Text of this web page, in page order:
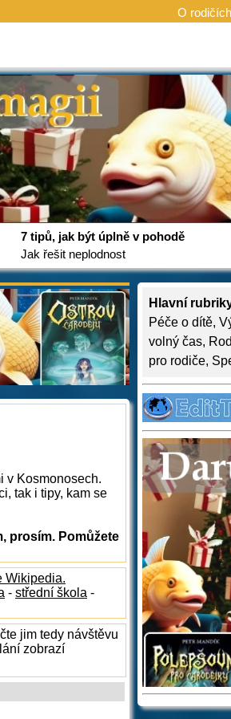
O
7 tipů, jak být úplně v pohodě
Jak řešit neplodnost
Hlavní
Péče o dítě,
volný čas,
pro rodiče,
v Kosmonosech.
tak i tipy, kam se
prosím. Pomůžete
Wikipedia.
- střední škola -
jim tedy návštěvu
zobrazí